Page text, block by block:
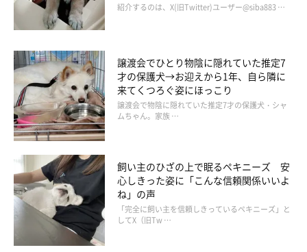
紹介するのは、X(旧Twitter)ユーザー@siba883 …
譲渡会でひとり物陰に隠れていた推定7
才の保護犬→お迎えから1年、自ら隣に
来てくつろぐ姿にほっこり
譲渡会で物陰に隠れていた推定7才の保護犬・シャ
ムちゃん。家族 …
飼い主のひざの上で眠るペキニーズ 安
心しきった姿に「こんな信頼関係いいよ
ね」の声
「完全に飼い主を信頼しきっているペキニーズ」と
してX（旧Tw …